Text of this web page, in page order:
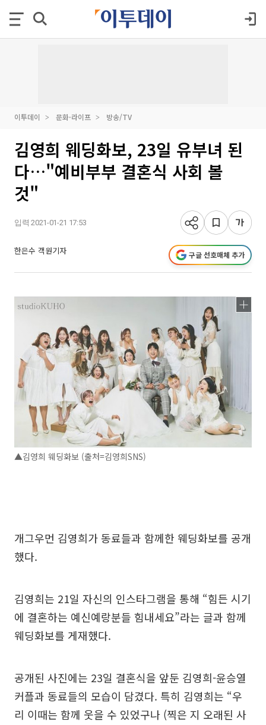
이투데이 문화·라이프 방송/TV
김영희 웨딩화보, 23일 유부녀 된
다…"예비부부 결혼식 사회 볼
것"
입력 2021-01-21 17:53
한은수 객원기자 구글 선호매체 추가
▲김영희 웨딩화보 (출처=김영희SNS)
개그우먼 김영희가 동료들과 함께한 웨딩화보를 공개
했다.
김영희는 21일 자신의 인스타그램을 통해 “힘든 시기
에 결혼하는 예신예랑분들 힘내세요”라는 글과 함께
웨딩화보를 게재했다.
공개된 사진에는 23일 결혼식을 앞둔 김영희-윤승열
커플과 동료들의 모습이 담겼다. 특히 김영희는 “우
리 이때는 함께 웃을 수 있었구나 (찍은 지 오래된 사